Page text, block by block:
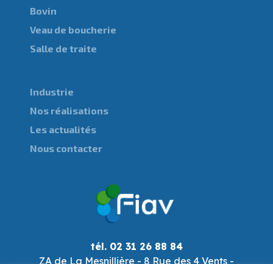
Bovin
Veau de boucherie
Salle de traite
Industrie
Nos réalisations
Les actualités
Nous contacter
tél. 02 31 26 88 84
ZA de La Mesnillière - 8 Rue des 4 Vents -